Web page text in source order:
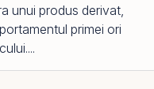
unui produs derivat,
primei ori